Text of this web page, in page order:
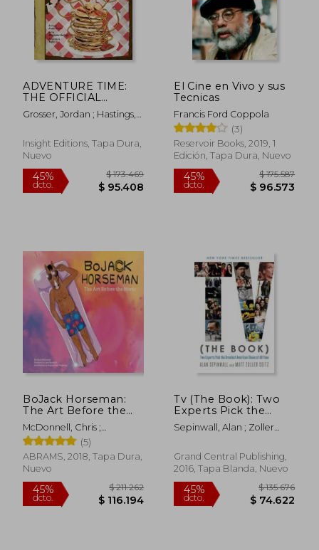
ADVENTURE TIME:
THE OFFICIAL
COOKBOOK (en
Inglés)
Grosser, Jordan ; Hastings,
Insight Editions, Tapa Dura,
Nuevo
45%
dcto.
$ 173.469
$ 95.408
El Cine en Vivo y sus
Tecnicas
Francis Ford Coppola
(3)
Reservoir Books, 2019, 1
Edición, Tapa Dura, Nuevo
45%
dcto.
BoJack Horseman:
The Art Before the
Horse (en Inglés)
McDonnell, Chris ;
Hanawalt, Lisa ; Bob-
Waksberg, Raphael
(5)
ABRAMS, 2018, Tapa Dura,
Nuevo
Tv (The Book): Two
Experts Pick the
Greatest American
Shows of all Time (en
Sepinwall, Alan ; Zoller
Grand Central Publishing,
2016, Tapa Blanda, Nuevo